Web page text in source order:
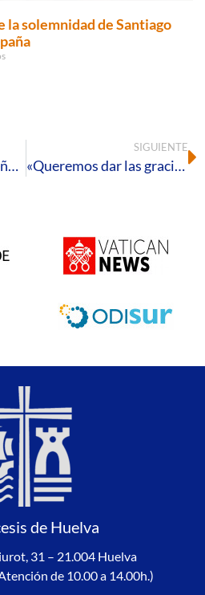
solemnidad de Santiago
Los delegados de Enseñanza de Andalucía se reúnen en Cádiz
SIGUIENTE
«Queremos dar las gracias a todas las personas que nos habéis ayudado a contagiar solidaridad y a hacer visible el rostro de los millones de personas que siguen pasando hambre en el mundo»
de Huelva
31 – 21.004 Huelva
de 10.00 a 14.00h.)